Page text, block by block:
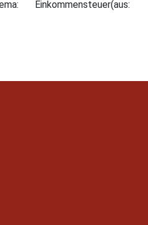
Einkommensteuer(aus: